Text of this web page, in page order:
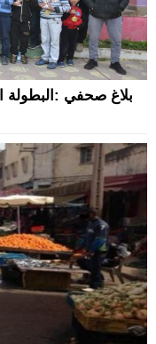
بلاغ صحفي :البطولة